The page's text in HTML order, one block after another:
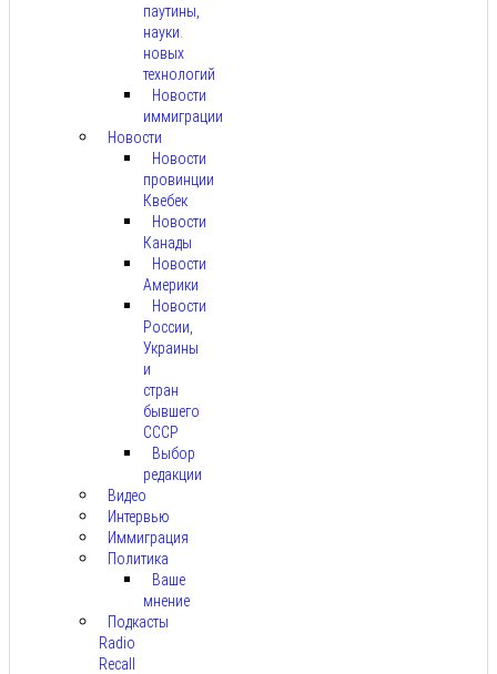
паутины,
науки.
новых
технологий
Новости
иммиграции
Новости
Новости
провинции
Квебек
Новости
Канады
Новости
Америки
Новости
России,
Украины
и
стран
бывшего
СССР
Выбор
редакции
Видео
Интервью
Иммиграция
Политика
Ваше
мнение
Подкасты
Radio
Recall